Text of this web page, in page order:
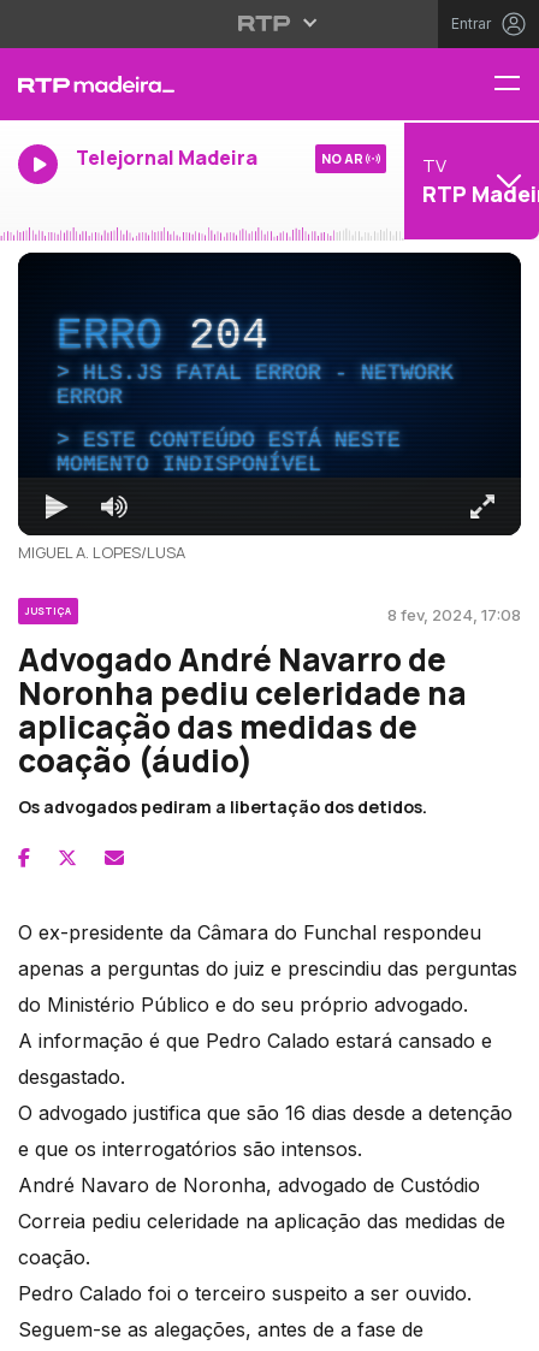
Entrar
Telejornal Madeira NO AR TV
RTP
ERRO204
HLS.JS FATAL ERROR - NETWORK
ERROR
ESTE CONTEÚDO ESTÁ NESTE
MOMENTO INDISPONÍVEL
MIGUEL A. LOPES/LUSA
JUSTIÇA 8 fev, 2024, 17:08
Advogado André Navarro de
Noronha pediu celeridade na
aplicação das medidas de
coação (áudio)
Os advogados pediram a libertação dos detidos.
O ex-presidente da Câmara do Funchal respondeu
apenas a perguntas do juiz e prescindiu das perguntas
do Ministério Público e do seu próprio advogado.
A informação é que Pedro Calado estará cansado e
desgastado.
O advogado justifica que são 16 dias desde a detenção
e que os interrogatórios são intensos.
André Navaro de Noronha, advogado de Custódio
Correia pediu celeridade na aplicação das medidas de
coação.
Pedro Calado foi o terceiro suspeito a ser ouvido.
Seguem-se as alegações, antes de a fase de